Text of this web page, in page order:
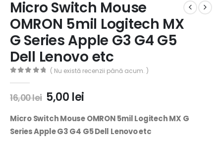
Micro Switch Mouse
OMRON 5mil Logitech MX
G Series Apple G3 G4 G5
Dell Lenovo etc
( Nu există recenzii până acum. )
16,00lei 5,00 lei
Micro Switch Mouse OMRON 5mil Logitech MX G
Series Apple G3 G4 G5 Dell Lenovo etc